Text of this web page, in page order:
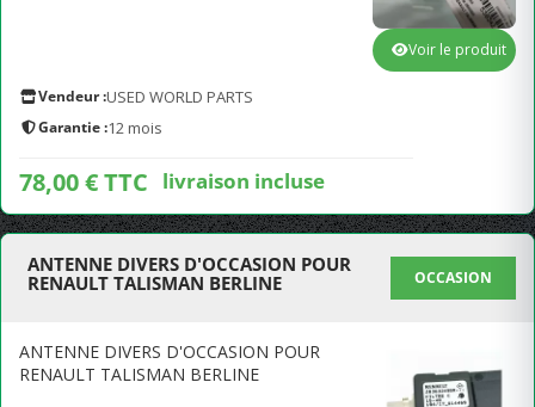
Vendeur :USED WORLD PARTS
Garantie :12 mois
78,00 € TTC livraison incluse
Voir le produit
ANTENNE DIVERS D'OCCASION POUR
RENAULT TALISMAN BERLINE
OCCASION
ANTENNE DIVERS D'OCCASION POUR
RENAULT TALISMAN BERLINE